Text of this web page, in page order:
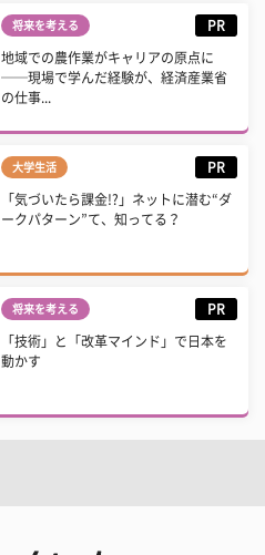
将来を考える PR
地域での農作業がキャリアの原点に
──現場で学んだ経験が、経済産業省
の仕事...
大学生活 PR
「気づいたら課金!?」ネットに潜む“ダ
ークパターン”て、知ってる？
将来を考える PR
「技術」と「改革マインド」で日本を
動かす